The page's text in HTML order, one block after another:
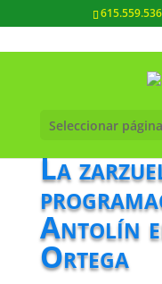
615.559.536
Seleccionar página
La
Antolín
Ortega